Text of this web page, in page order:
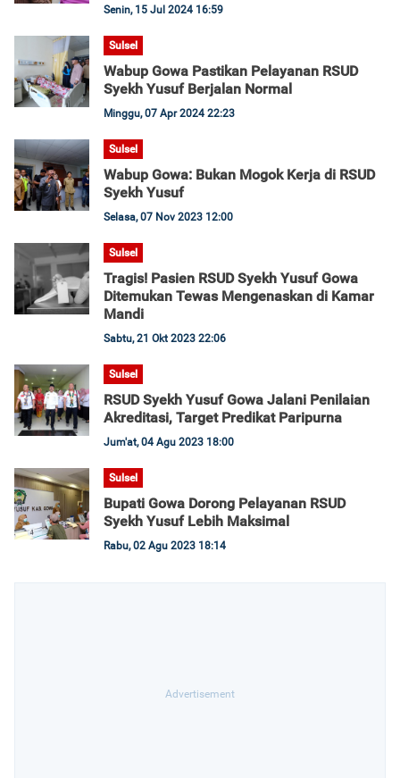
Senin, 15 Jul 2024 16:59
Sulsel
Wabup Gowa Pastikan Pelayanan RSUD
Syekh Yusuf Berjalan Normal
Minggu, 07 Apr 2024 22:23
Sulsel
Wabup Gowa: Bukan Mogok Kerja di RSUD
Syekh Yusuf
Selasa, 07 Nov 2023 12:00
Sulsel
Tragis! Pasien RSUD Syekh Yusuf Gowa
Ditemukan Tewas Mengenaskan di Kamar
Mandi
Sabtu, 21 Okt 2023 22:06
Sulsel
RSUD Syekh Yusuf Gowa Jalani Penilaian
Akreditasi, Target Predikat Paripurna
Jum'at, 04 Agu 2023 18:00
Sulsel
Bupati Gowa Dorong Pelayanan RSUD
Syekh Yusuf Lebih Maksimal
Rabu, 02 Agu 2023 18:14